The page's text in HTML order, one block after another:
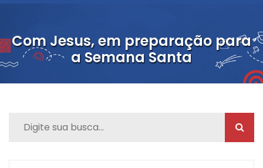
Com Jesus, em preparação para
a Semana Santa